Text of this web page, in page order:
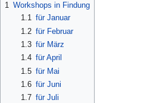
1 Workshops in Findung
1.1 für Januar
1.2 für Februar
1.3 für März
1.4 für April
1.5 für Mai
1.6 für Juni
1.7 für Juli